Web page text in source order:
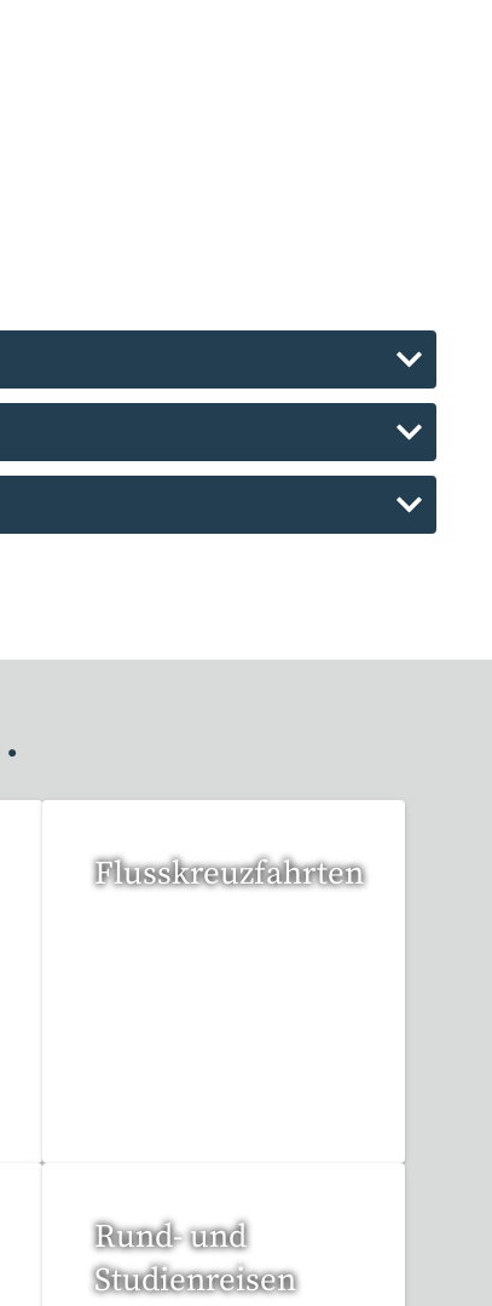
•
Flusskreuzfahrten
Rund- und
Studienreisen